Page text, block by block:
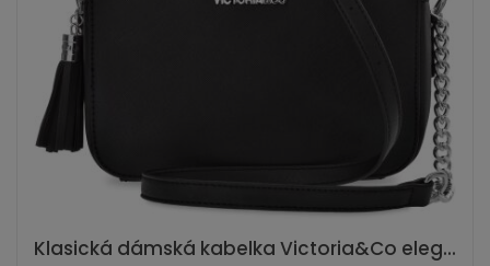
Klasická dámská kabelka Victoria&Co eleg...